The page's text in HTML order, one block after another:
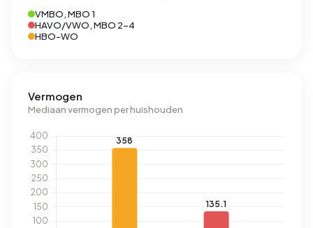
VMBO, MBO 1
HAVO/VWO, MBO 2-4
HBO-WO
Vermogen
Mediaan vermogen per huishouden